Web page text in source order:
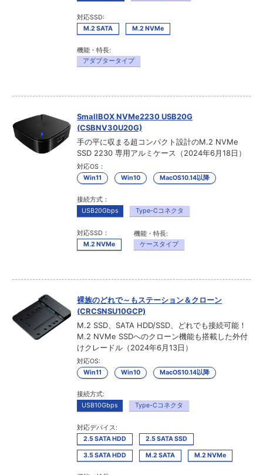
対応SSD:
M.2 SATA
M.2 NVMe
機能・特長:
アダプタータイプ
SmallBOX NVMe2230 USB20G
(CSBNV30U20G)
手の平に収まる超コンパクト設計のM.2 NVMe
SSD 2230 専用アルミケース（2024年6月18日）
対応OS：
Win11
Win10 MacOS10.14以降
接続方式：
USB20Gbps
Type-Cコネクタ
対応SSD：
M.2 NVMe
機能・特長:
ケースタイプ
裸族のどれで～もステーション＆クローン
(CRCSNSU10GCP)
M.2 SSD、SATA HDD/SSD、どれでも接続可能！
M.2 NVMe SSDへのクローン機能も搭載した外付
けクレードル（2024年6月13日）
対応OS:
Win11
Win10 MacOS10.14以降
接続方式:
USB10Gbps
Type-Cコネクタ
対応デバイス:
2.5 SATA HDD
2.5 SATA SSD
3.5 SATA HDD M.2 SATA M.2 NVMe